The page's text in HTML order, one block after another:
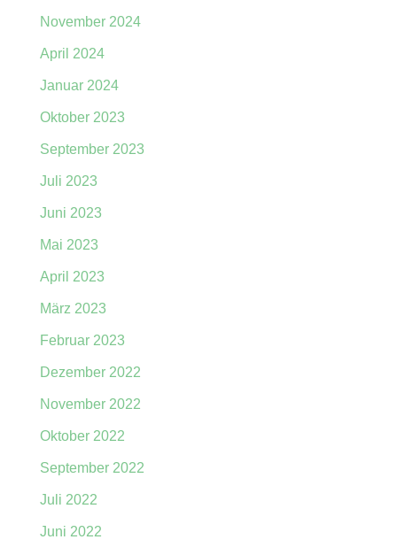
November 2024
April 2024
Januar 2024
Oktober 2023
September 2023
Juli 2023
Juni 2023
Mai 2023
April 2023
März 2023
Februar 2023
Dezember 2022
November 2022
Oktober 2022
September 2022
Juli 2022
Juni 2022